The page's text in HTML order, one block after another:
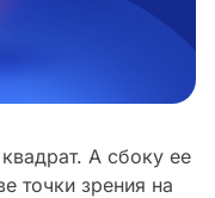
А сбоку ее
точки зрения на